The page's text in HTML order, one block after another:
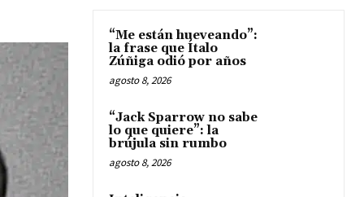
“Me están hueveando”:
la frase que Ítalo
Zúñiga odió por años
agosto 8, 2026
“Jack Sparrow no sabe
lo que quiere”: la
brújula sin rumbo
agosto 8, 2026